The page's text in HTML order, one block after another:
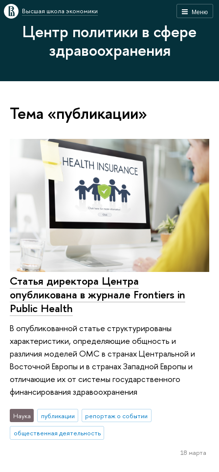
Меню
Высшая школа экономики
Центр политики в сфере
здравоохранения
Тема «публикации»
Статья директора Центра
опубликована в журнале Frontiers in
Public Health
В опубликованной статье структурированы
характеристики, определяющие общность и
различия моделей ОМС в странах Центральной и
Восточной Европы и в странах Западной Европы и
отличающие их от системы государственного
финансирования здравоохранения
Наука публикации
репортаж о событии
общественная деятельность
18 марта